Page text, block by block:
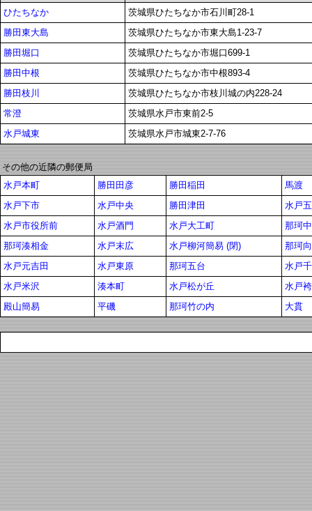
ひたちなか
茨城県ひたちなか市石川町28-1
勝田東大島
茨城県ひたちなか市東大島1-23-7
勝田堀口
茨城県ひたちなか市堀口699-1
勝田中根
茨城県ひたちなか市中根893-4
勝田枝川
茨城県ひたちなか市枝川城の内228-24
常澄
茨城県水戸市東前2-5
水戸城東
茨城県水戸市城東2-7-76
その他の近隣の郵便局
水戸本町
勝田田彦 勝田稲田
馬渡
水戸下市
水戸中央 勝田津田
水戸
水戸市役所前
水戸酒門 水戸大工町
那珂
那珂湊相金
水戸末広 水戸柳河簡易 (閉)
那珂
水戸元吉田
水戸東原 那珂五台
水戸
水戸米沢
湊本町 水戸松が丘
水戸
殿山簡易
平磯 那珂竹の内 大貫